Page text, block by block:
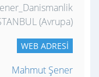
(Avrupa)
WEB ADRESI
Mahmut Şener